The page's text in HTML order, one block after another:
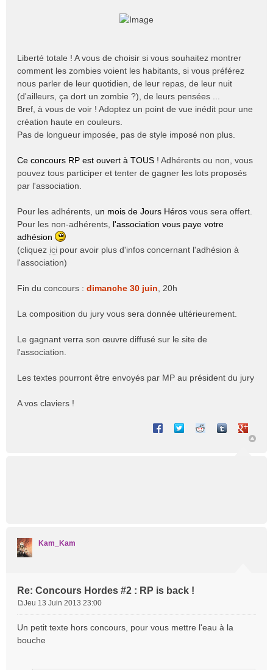
Liberté totale ! A vous de choisir si vous souhaitez montrer
comment les zombies voient les habitants, si vous préférez
nous parler de leur quotidien, de leur repas, de leur nuit
(d'ailleurs, ça dort un zombie ?), de leurs pensées ...
Bref, à vous de voir ! Adoptez un point de vue inédit pour une
création haute en couleurs.
Pas de longueur imposée, pas de style imposé non plus.
Ce concours RP est ouvert à TOUS ! Adhérents ou non, vous
pouvez tous participer et tenter de gagner les lots proposés
par l'association.
Pour les adhérents, un mois de Jours Héros vous sera offert.
Pour les non-adhérents, l'association vous paye votre
adhésion
(cliquez ici pour avoir plus d'infos concernant l'adhésion à
l'association)
Fin du concours : dimanche 30 juin , 20h
La composition du jury vous sera donnée ultérieurement.
Le gagnant verra son œuvre diffusé sur le site de
l'association.
Les textes pourront être envoyés par MP au président du jury
A vos claviers !
Partager sur Facebook
Partager sur Twitter
Partager sur Reddit
Partager sur
Partager
Kam_Kam
Re: Concours Hordes #2 : RP is back !
s
s
Jeu 13 Juin 2013 23:00
Un petit texte hors concours, pour vous mettre l'eau à la
bouche